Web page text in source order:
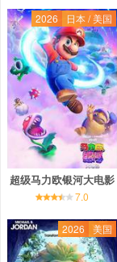
2026 日本 / 美国
超级马力欧银河大电影
7.0
2026 美国